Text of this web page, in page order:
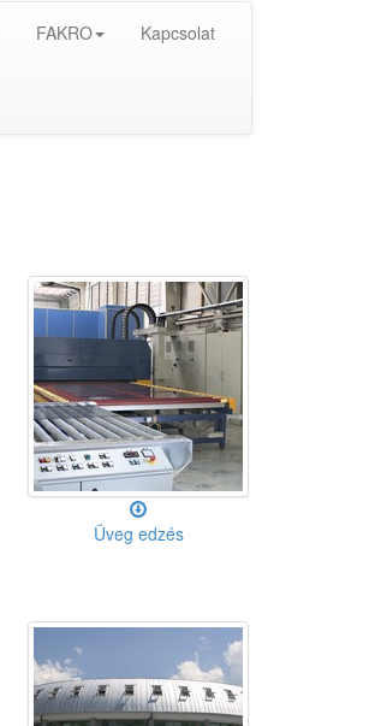
FAKRO Kapcsolat
Üveg edzés